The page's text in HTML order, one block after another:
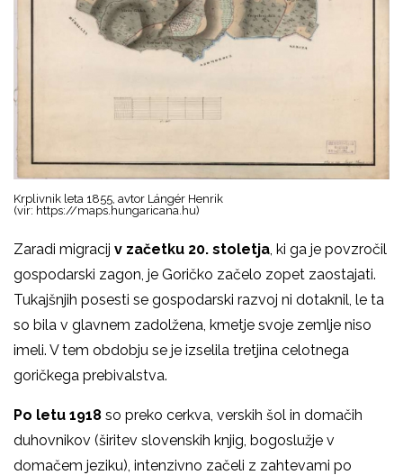
Krplivnik leta 1855, avtor Lángér Henrik
(vir: https://maps.hungaricana.hu)
Zaradi migracij v začetku 20. stoletja , ki ga je povzročil
gospodarski zagon, je Goričko začelo zopet zaostajati.
Tukajšnjih posesti se gospodarski razvoj ni dotaknil, le ta
so bila v glavnem zadolžena, kmetje svoje zemlje niso
imeli. V tem obdobju se je izselila tretjina celotnega
goričkega prebivalstva.
Po letu 1918 so preko cerkva, verskih šol in domačih
duhovnikov (širitev slovenskih knjig, bogoslužje v
domačem jeziku), intenzivno začeli z zahtevami po